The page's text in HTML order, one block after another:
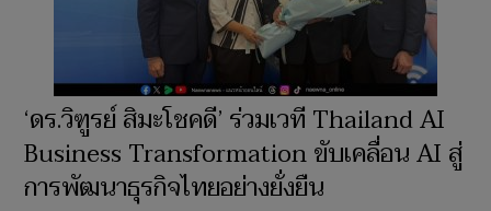
‘ดร.วิฑูรย์ สิมะโชคดี’ ร่วมเวที Thailand AI
Business Transformation ขับเคลื่อน AI สู่
การพัฒนาธุรกิจไทยอย่างยั่งยืน